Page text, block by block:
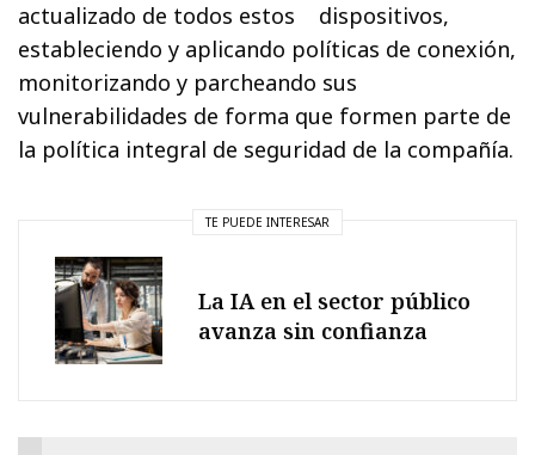
actualizado de todos estos dispositivos,
estableciendo y aplicando políticas de conexión,
monitorizando y parcheando sus
vulnerabilidades de forma que formen parte de
la política integral de seguridad de la compañía.
TE PUEDE INTERESAR
La IA en el sector público
avanza sin confianza